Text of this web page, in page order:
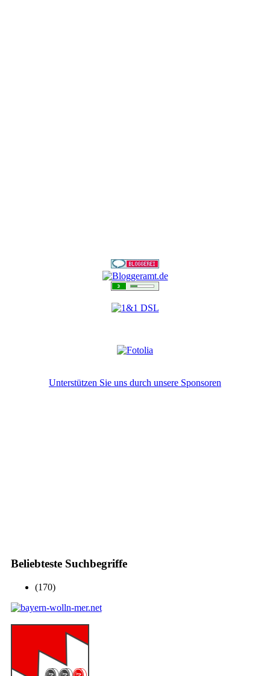
Unterstützen Sie uns durch unsere Sponsoren
Beliebteste Suchbegriffe
(170)